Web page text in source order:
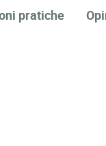
pratiche